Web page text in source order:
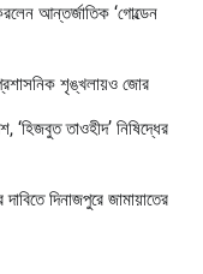
আন্তর্জাতিক ‘গোল্ডেন
শৃঙ্খলায়ও জোর
‘হিজবুত তাওহীদ’ নিষিদ্ধের
দিনাজপুরে জামায়াতের